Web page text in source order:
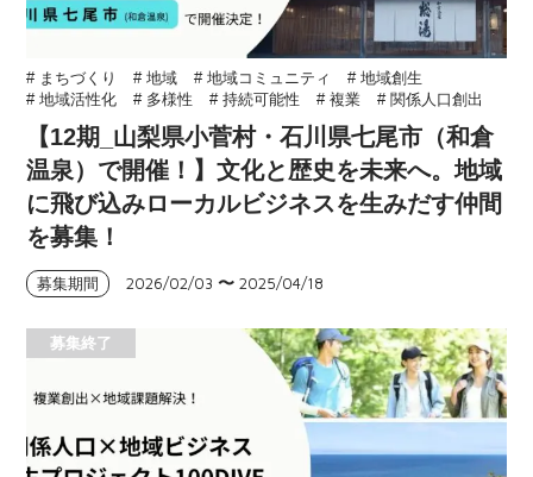
# まちづくり # 地域 # 地域コミュニティ
# 地域創生
# 地域活性化
# 多様性 # 持続可能性 # 複業 # 関係人口創出
【12期_山梨県小菅村・石川県七尾市（和倉
温泉）で開催！】文化と歴史を未来へ。地域
に飛び込みローカルビジネスを生みだす仲間
を募集！
募集期間 2026/02/03 〜2025/04/18
募集終了